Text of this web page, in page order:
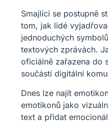
Smajlíci se postupně
tom, jak lidé
jednoduchých
textových zprávách.
oficiálně zařazena do
součástí digitální
Dnes lze najít
emotikonů jako
text a přidat